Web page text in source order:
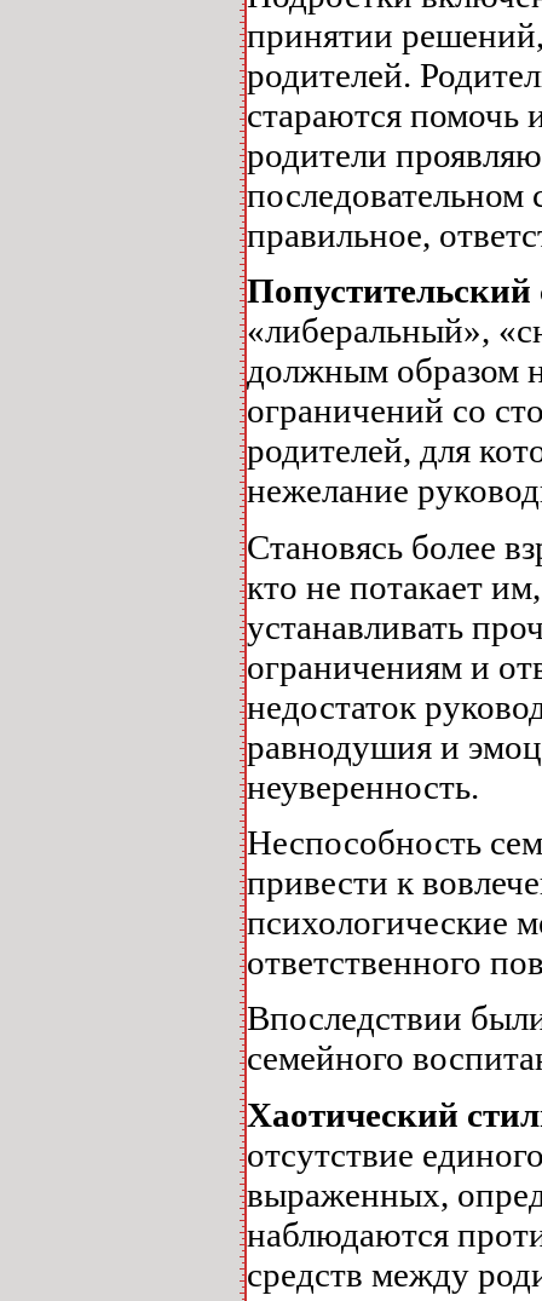
принятии
родителей.
стараются помочь
родители
правильное,
«либеральный»,
должным образом
ограничений со
родителей, для
нежелание
Становясь более
кто не потакает
устанавливать
ограничениям и
недостаток
равнодушия и
неуверенность.
Неспособность
привести к
психологические
ответственного
Впоследствии
семейного
Хаотический
отсутствие
выраженных,
наблюдаются
средств между